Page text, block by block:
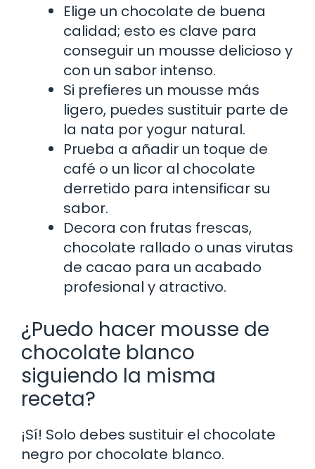
Elige un chocolate de buena
calidad; esto es clave para
conseguir un mousse delicioso y
con un sabor intenso.
Si prefieres un mousse más
ligero, puedes sustituir parte de
la nata por yogur natural.
Prueba a añadir un toque de
café o un licor al chocolate
derretido para intensificar su
sabor.
Decora con frutas frescas,
chocolate rallado o unas virutas
de cacao para un acabado
profesional y atractivo.
¿Puedo hacer mousse de
chocolate blanco
siguiendo la misma
receta?
¡Sí! Solo debes sustituir el chocolate
negro por chocolate blanco.